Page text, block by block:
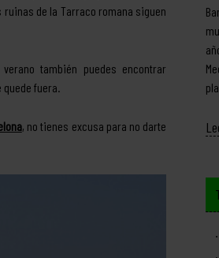
de la Tarraco romana siguen
también puedes encontrar
fuera.
, no tienes excusa para no darte